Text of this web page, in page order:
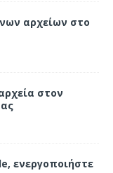
αρχείων στο
στον
ενεργοποιήστε